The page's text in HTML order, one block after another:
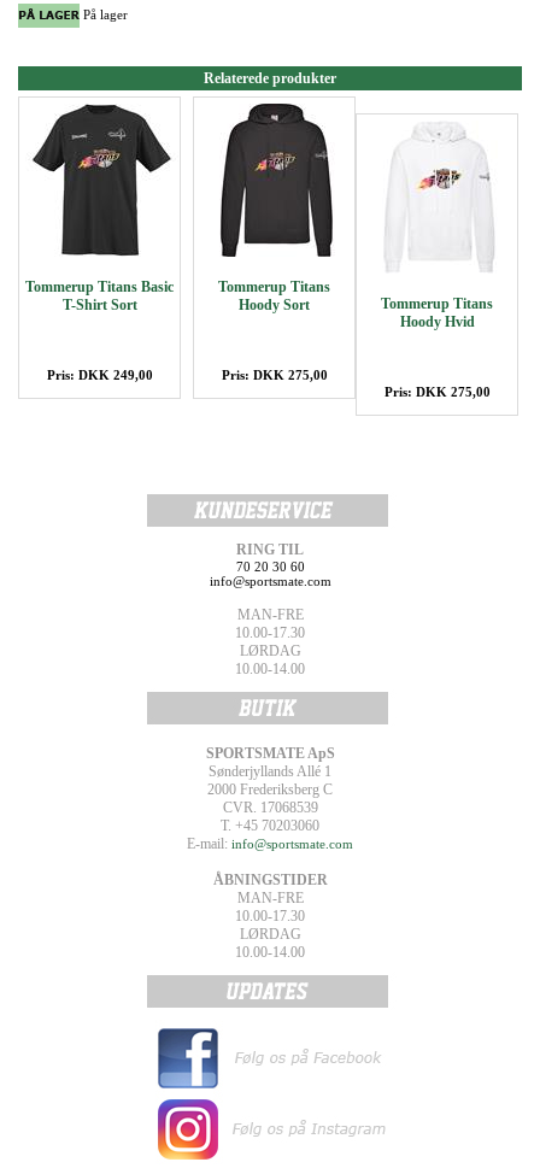
På lager
Relaterede produkter
Tommerup Titans Basic
T-Shirt Sort
Pris: DKK 249,00
Tommerup Titans
Hoody Sort
Pris: DKK 275,00
Tommerup Titans
Hoody Hvid
Pris: DKK 275,00
RING TIL
70 20 30 60
info@sportsmate.com
MAN-FRE
10.00-17.30
LØRDAG
10.00-14.00
SPORTSMATE ApS
Sønderjyllands Allé 1
2000 Frederiksberg C
CVR. 17068539
T. +45 70203060
E-mail: info@sportsmate.com
ÅBNINGSTIDER
MAN-FRE
10.00-17.30
LØRDAG
10.00-14.00